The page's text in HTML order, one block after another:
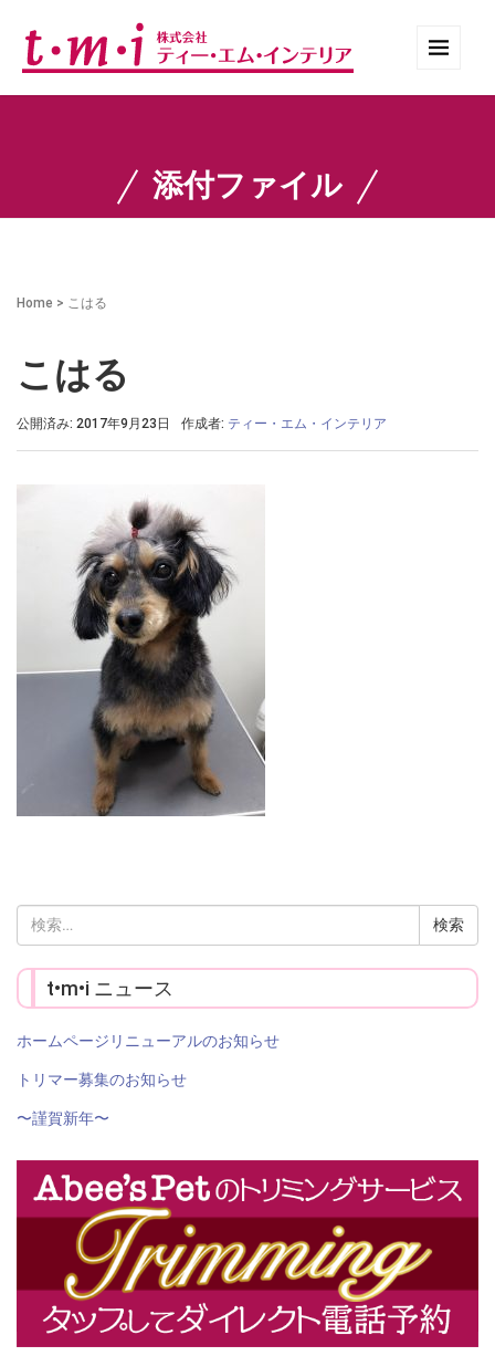
添付ファイル
Home > こはる
こはる
公開済み: 2017年9月23日 作成者: ティー・エム・インテリア
索:
t•m•i ニュース
ホームページリニューアルのお知らせ
トリマー募集のお知らせ
〜謹賀新年〜